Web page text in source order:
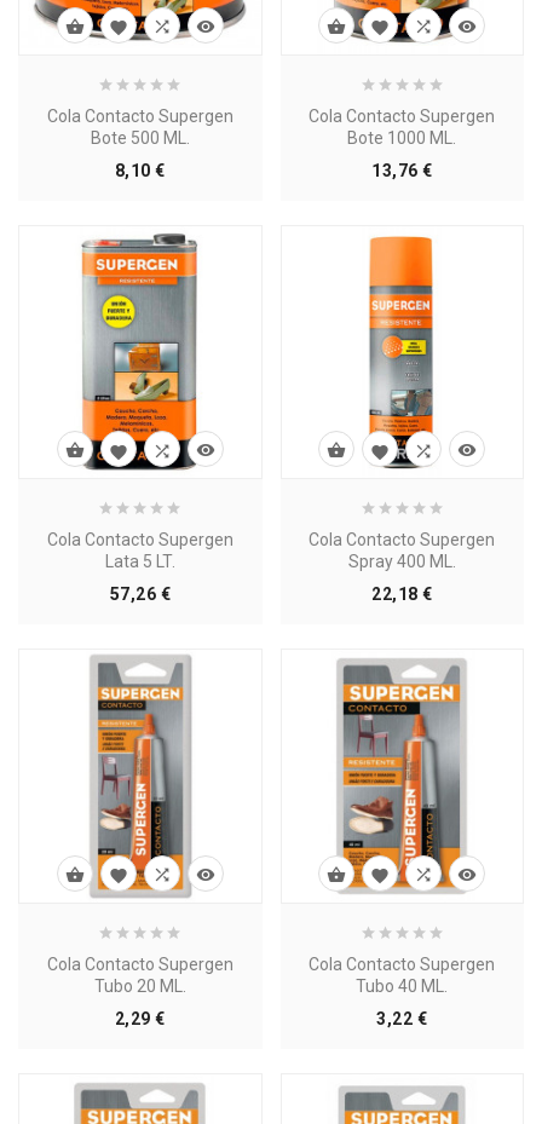
Cola Contacto Supergen
Bote 500 ML.
8,10 €Precio
   
Cola Contacto Supergen
Bote 1000 ML.
13,76 €Precio
   
Cola Contacto Supergen
Lata 5 LT.
57,26 €Precio
   
Cola Contacto Supergen
Spray 400 ML.
22,18 €Precio
   
Cola Contacto Supergen
Tubo 20 ML.
2,29 €Precio
   
Cola Contacto Supergen
Tubo 40 ML.
3,22 €Precio
   